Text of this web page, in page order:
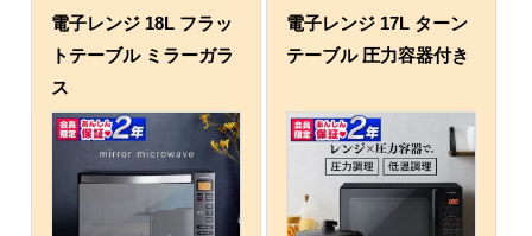
電子レンジ 18L フラッ
トテーブル ミラーガラ
ス
電子レンジ 17L ターン
テーブル 圧力容器付き